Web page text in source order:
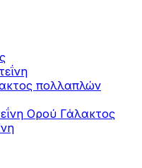
πολλαπλών
Ορού Γάλακτος